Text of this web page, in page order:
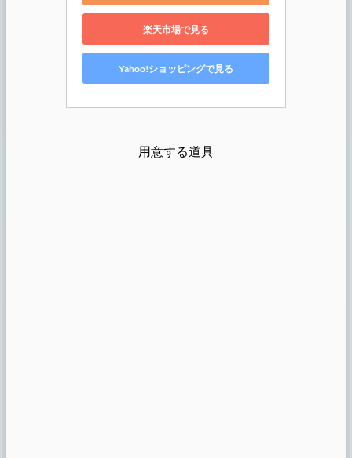
楽天市場で見る
Yahoo!ショッピングで見る
用意する道具